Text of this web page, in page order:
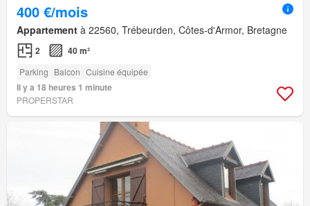
400 €/mois
Appartement à 22560, Trébeurden, Côtes-d'Armor, Bretagne
2 40 m²
Parking Balcon Cuisine équipée
Il y a 18 heures 1 minute
PROPERSTAR